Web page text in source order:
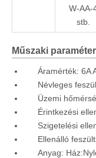
W-AA-
stb.
Műszaki
Áramérték: 6A
Névleges
Üzemi
Érintkezési
Szigetelési
Ellenálló
Anyag: